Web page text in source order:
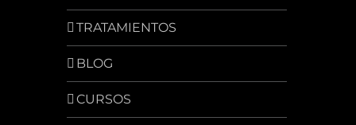
TRATAMIENTOS
BLOG
CURSOS